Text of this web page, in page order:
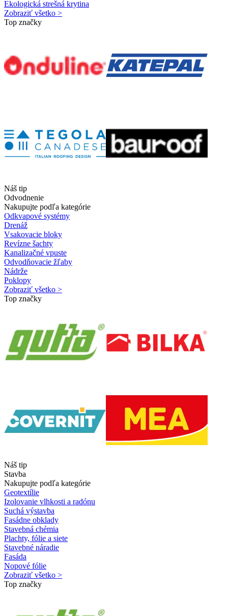
Ekologická strešná krytina
Zobraziť všetko >
Top značky
Náš tip
Odvodnenie
Nakupujte podľa kategórie
Odkvapové systémy
Drenáž
Vsakovacie bloky
Revízne šachty
Kanalizačné vpuste
Odvodňovacie žľaby
Nádrže
Poklopy
Zobraziť všetko >
Top značky
Náš tip
Stavba
Nakupujte podľa kategórie
Geotextílie
Izolovanie vlhkosti a radónu
Suchá výstavba
Fasádne obklady
Stavebná chémia
Plachty, fólie a siete
Stavebné náradie
Fasáda
Nopové fólie
Zobraziť všetko >
Top značky